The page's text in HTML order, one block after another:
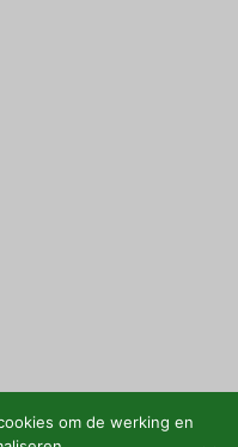
om de werking en